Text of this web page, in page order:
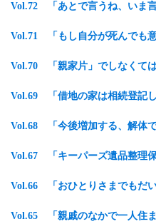
Vol.72 「あとで言うね、いま言
Vol.71 「もし自分が死んでも意
Vol.70 「親家片」でしなくて
Vol.69 「借地の家は相続登記
Vol.68 「今後増加する、解体で
Vol.67 「キーパーズ遺品整理
Vol.66 「おひとりさまでもだ
Vol.65 「親戚のなかで一人住